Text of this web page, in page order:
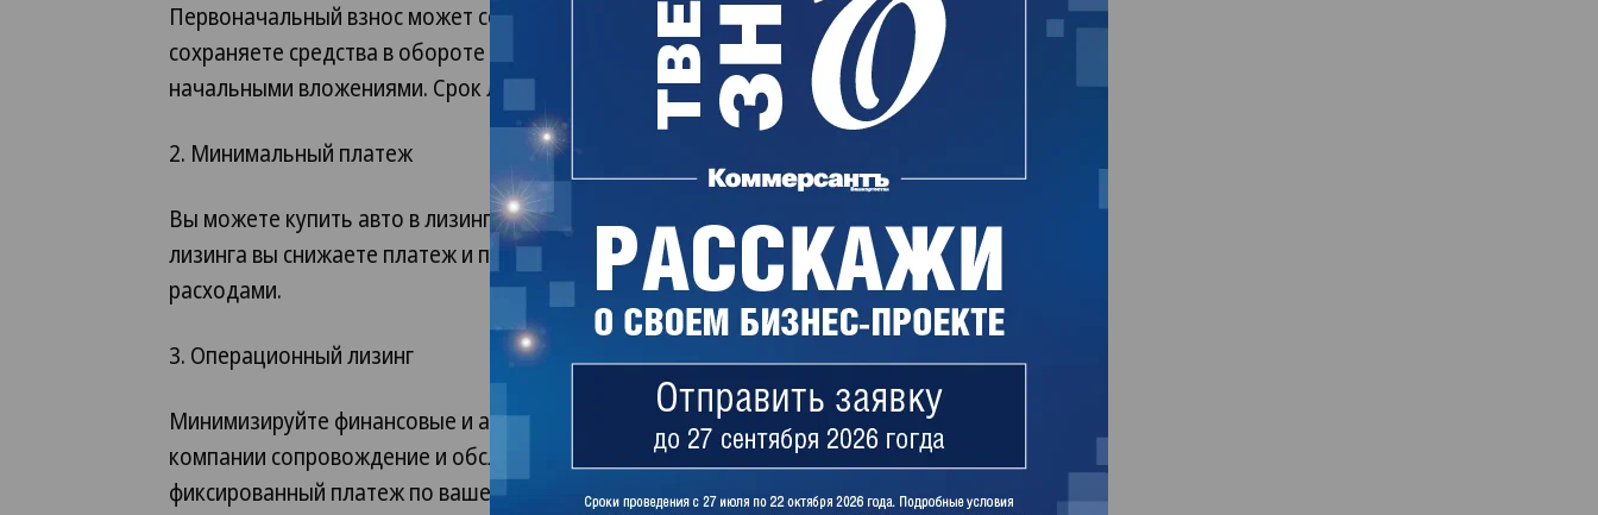
Первоначальный взнос может составлять от 10% стоимости автомобиля. Вы
сохраняете средства в обороте и приобретаете автомобили с минимальными
начальными вложениями. Срок лизинга – от 11 до 60 месяцев.
2. Минимальный платеж
Вы можете купить авто в лизинг на срок до 60 месяцев. За счет увеличения срока
лизинга вы снижаете платеж и пользуетесь автомобилями с низкими ежемесячными
расходами.
3. Операционный лизинг
Минимизируйте финансовые и административные затраты, поручив управляющей
компании сопровождение и обслуживание вашего автопарка. Ежемесячный
фиксированный платеж по вашему выбору включает следующие услуги: плановое